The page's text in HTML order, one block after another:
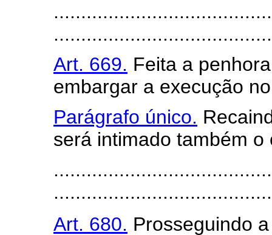
Art. 669. Feita a
embargar a execução
Parágrafo único.
será intimado também
Art. 680. Prosseguindo